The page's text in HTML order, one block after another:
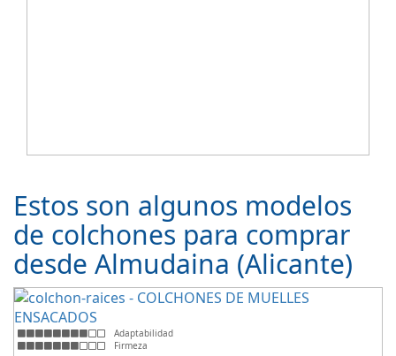
Estos son algunos modelos
de colchones para comprar
desde Almudaina (Alicante)
Adaptabilidad
Firmeza